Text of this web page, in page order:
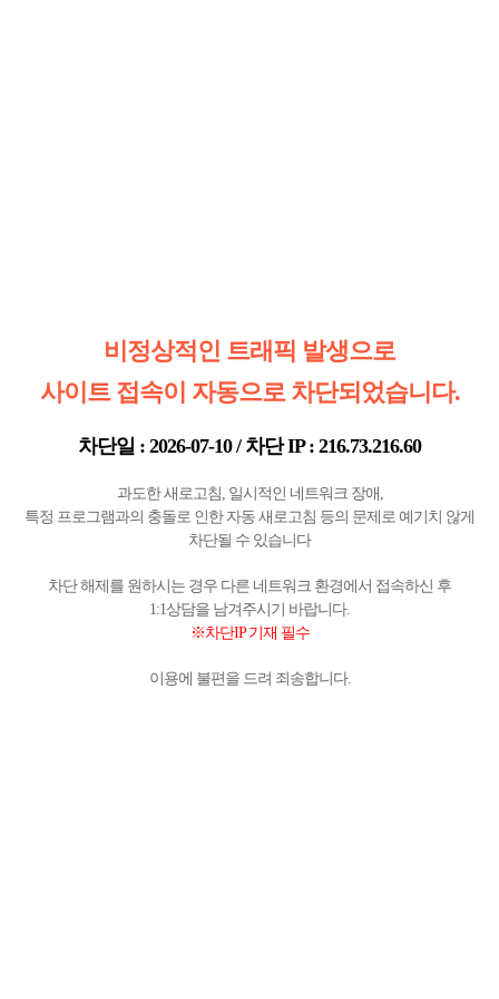
비정상적인 트래픽 발생으로
사이트 접속이 자동으로 차단되었습니다.
차단일 : 2026-07-10 / 차단 IP : 216.73.216.60
과도한 새로고침, 일시적인 네트워크 장애,
특정 프로그램과의 충돌로 인한 자동 새로고침 등의 문제로 예기치 않게
차단될 수 있습니다
차단 해제를 원하시는 경우 다른 네트워크 환경에서 접속하신 후
1:1상담을 남겨주시기 바랍니다.
※차단IP 기재 필수
이용에 불편을 드려 죄송합니다.